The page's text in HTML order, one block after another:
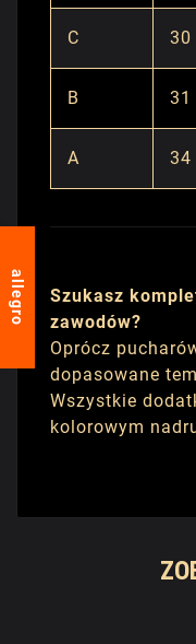
C 30
B 31
A 34
Szukasz
zawodów?
Oprócz
dopasowane
Wszystkie
kolorowym
allegro